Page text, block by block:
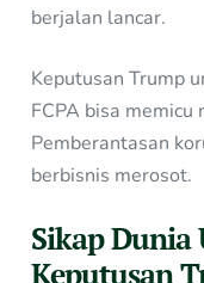
berjalan lancar.
Keputusan Trump
FCPA bisa
Pemberantasan
berbisnis merosot.
Sikap Dunia
Keputusan